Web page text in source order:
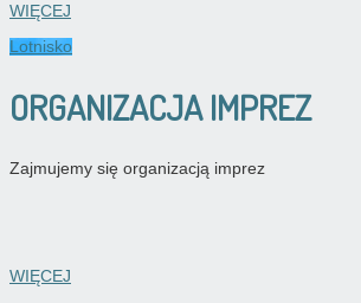
WIĘCEJ
Lotnisko
ORGANIZACJA IMPREZ
Zajmujemy się organizacją imprez
WIĘCEJ